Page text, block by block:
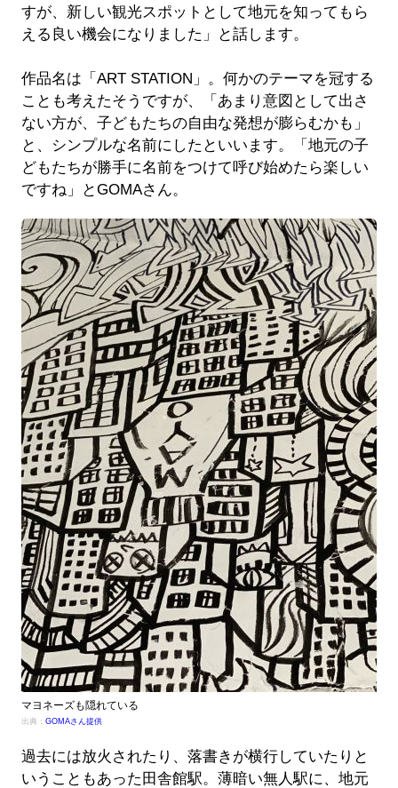
すが、新しい観光スポットとして地元を知ってもら
える良い機会になりました」と話します。
作品名は「ART STATION」。何かのテーマを冠する
ことも考えたそうですが、「あまり意図として出さ
ない方が、子どもたちの自由な発想が膨らむかも」
と、シンプルな名前にしたといいます。「地元の子
どもたちが勝手に名前をつけて呼び始めたら楽しい
ですね」とGOMAさん。
マヨネーズも隠れている
出典： GOMAさん提供
過去には放火されたり、落書きが横行していたりと
いうこともあった田舎館駅。薄暗い無人駅に、地元